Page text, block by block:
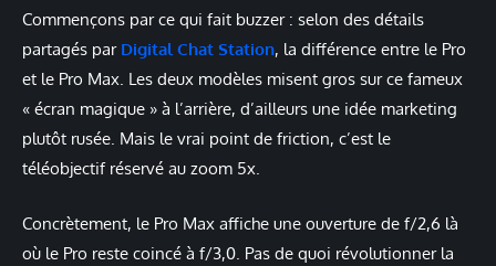
Commençons par ce qui fait buzzer : selon des détails
partagés par Digital Chat Station, la différence entre le Pro
et le Pro Max. Les deux modèles misent gros sur ce fameux
« écran magique » à l’arrière, d’ailleurs une idée marketing
plutôt rusée. Mais le vrai point de friction, c’est le
téléobjectif réservé au zoom 5x.
Concrètement, le Pro Max affiche une ouverture de f/2,6 là
où le Pro reste coincé à f/3,0. Pas de quoi révolutionner la